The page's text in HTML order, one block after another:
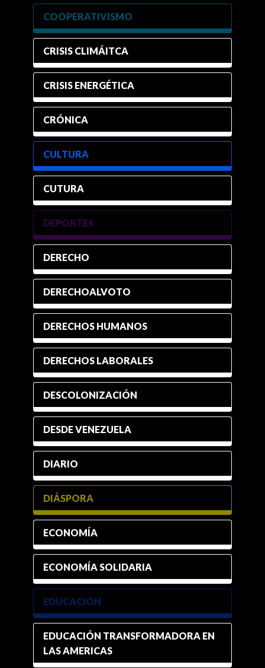
COOPERATIVISMO
CRISIS CLIMÁITCA
CRISIS ENERGÉTICA
CRÓNICA
CULTURA
CUTURA
DEPORTES
DERECHO
DERECHOALVOTO
DERECHOS HUMANOS
DERECHOS LABORALES
DESCOLONIZACIÓN
DESDE VENEZUELA
DIARIO
DIÁSPORA
ECONOMÍA
ECONOMÍA SOLIDARIA
EDUCACIÓN
EDUCACIÓN TRANSFORMADORA EN
LAS AMERICAS